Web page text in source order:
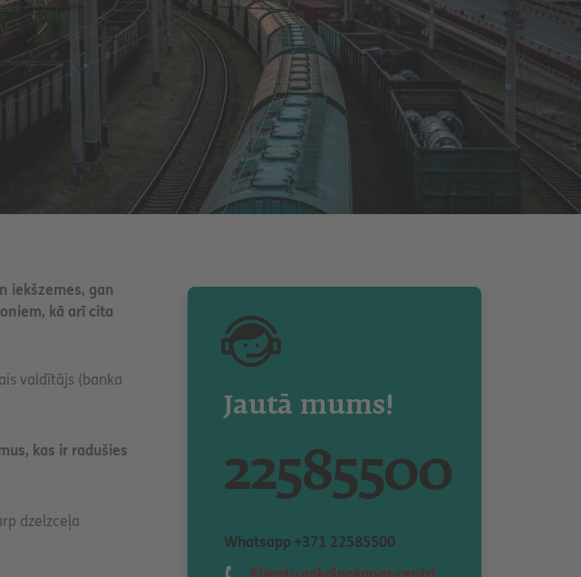
iekšzemes, gan
kā arī cita
valdītājs (banka
kas ir radušies
dzelzceļa
Jautā mums!
22585500
Whatsapp +371 22585500